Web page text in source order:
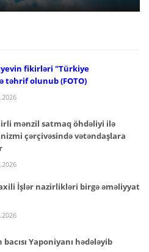
fikirləri "Türkiye
təhrif olunub (FOTO)
mənzil satmaq öhdəliyi ilə
çərçivəsində vətəndaşlara
İşlər nazirlikləri birgə əməliyyat
bacısı Yaponiyanı hədələyib